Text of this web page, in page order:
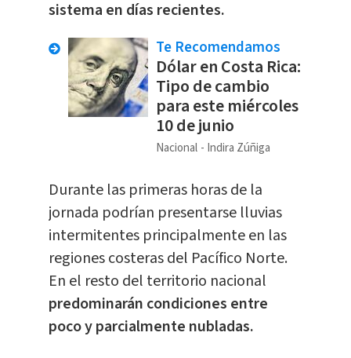
sistema en días recientes.
Te Recomendamos
Dólar en Costa Rica:
Tipo de cambio
para este miércoles
10 de junio
Nacional Indira Zúñiga
Durante las primeras horas de la
jornada podrían presentarse lluvias
intermitentes principalmente en las
regiones costeras del Pacífico Norte.
En el resto del territorio nacional
predominarán condiciones entre
poco y parcialmente nubladas.